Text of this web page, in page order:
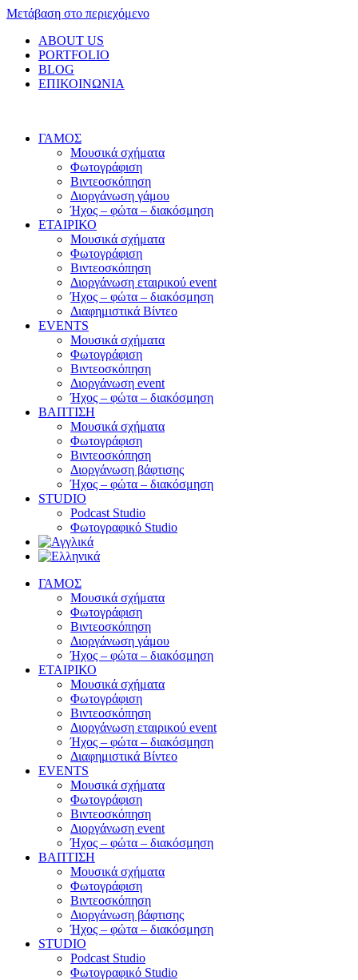
Μετάβαση στο περιεχόμενο
ABOUT US
PORTFOLIO
BLOG
ΕΠΙΚΟΙΝΩΝΙΑ
ΓΑΜΟΣ
Μουσικά σχήματα
Φωτογράφιση
Βιντεοσκόπηση
Διοργάνωση γάμου
Ήχος – φώτα – διακόσμηση
ΕΤΑΙΡΙΚΟ
Μουσικά σχήματα
Φωτογράφιση
Βιντεοσκόπηση
Διοργάνωση εταιρικού event
Ήχος – φώτα – διακόσμηση
Διαφημιστικά Βίντεο
EVENTS
Μουσικά σχήματα
Φωτογράφιση
Βιντεοσκόπηση
Διοργάνωση event
Ήχος – φώτα – διακόσμηση
ΒΑΠΤΙΣΗ
Μουσικά σχήματα
Φωτογράφιση
Βιντεοσκόπηση
Διοργάνωση βάφτισης
Ήχος – φώτα – διακόσμηση
STUDIO
Podcast Studio
Φωτογραφικό Studio
ΓΑΜΟΣ
Μουσικά σχήματα
Φωτογράφιση
Βιντεοσκόπηση
Διοργάνωση γάμου
Ήχος – φώτα – διακόσμηση
ΕΤΑΙΡΙΚΟ
Μουσικά σχήματα
Φωτογράφιση
Βιντεοσκόπηση
Διοργάνωση εταιρικού event
Ήχος – φώτα – διακόσμηση
Διαφημιστικά Βίντεο
EVENTS
Μουσικά σχήματα
Φωτογράφιση
Βιντεοσκόπηση
Διοργάνωση event
Ήχος – φώτα – διακόσμηση
ΒΑΠΤΙΣΗ
Μουσικά σχήματα
Φωτογράφιση
Βιντεοσκόπηση
Διοργάνωση βάφτισης
Ήχος – φώτα – διακόσμηση
STUDIO
Podcast Studio
Φωτογραφικό Studio